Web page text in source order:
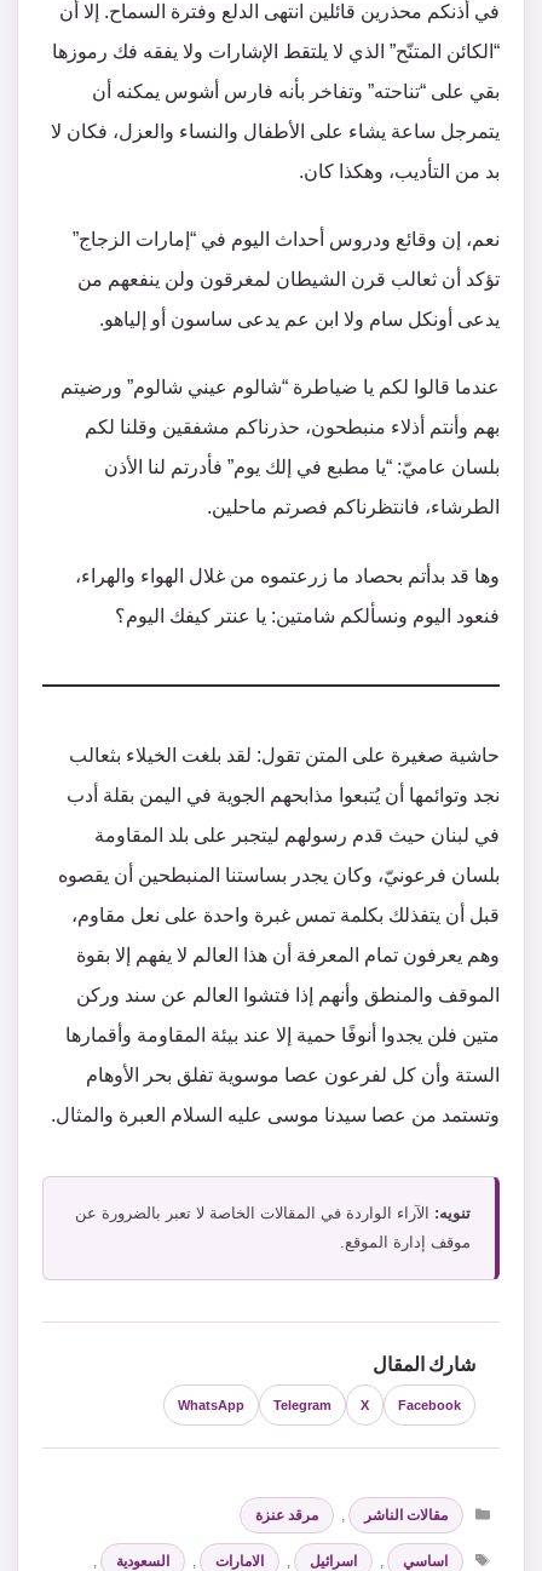
في أذنكم محذرين قائلين انتهى الدلع وفترة السماح. إلا أن
“الكائن المتنّح” الذي لا يلتقط الإشارات ولا يفقه فك رموزها
بقي على “تناحته” وتفاخر بأنه فارس أشوس يمكنه أن
يتمرجل ساعة يشاء على الأطفال والنساء والعزل، فكان لا
بد من التأديب، وهكذا كان.
نعم، إن وقائع ودروس أحداث اليوم في “إمارات الزجاج”
تؤكد أن ثعالب قرن الشيطان لمغرقون ولن ينفعهم من
يدعى أونكل سام ولا ابن عم يدعى ساسون أو إلياهو.
عندما قالوا لكم يا ضياطرة “شالوم عيني شالوم” ورضيتم
بهم وأنتم أذلاء منبطحون، حذرناكم مشفقين وقلنا لكم
بلسان عاميّ: “يا مطبع في إلك يوم” فأدرتم لنا الأذن
الطرشاء، فانتظرناكم فصرتم ماحلين.
وها قد بدأتم بحصاد ما زرعتموه من غلال الهواء والهراء،
فنعود اليوم ونسألكم شامتين: يا عنتر كيفك اليوم؟
حاشية صغيرة على المتن تقول: لقد بلغت الخيلاء بثعالب
نجد وتوائمها أن يُتبعوا مذابحهم الجوية في اليمن بقلة أدب
في لبنان حيث قدم رسولهم ليتجبر على بلد المقاومة
بلسان فرعونيّ، وكان يجدر بساستنا المنبطحين أن يقصوه
قبل أن يتفذلك بكلمة تمس غبرة واحدة على نعل مقاوم،
وهم يعرفون تمام المعرفة أن هذا العالم لا يفهم إلا بقوة
الموقف والمنطق وأنهم إذا فتشوا العالم عن سند وركن
متين فلن يجدوا أنوفًا حمية إلا عند بيئة المقاومة وأقمارها
الستة وأن كل لفرعون عصا موسوية تفلق بحر الأوهام
وتستمد من عصا سيدنا موسى عليه السلام العبرة والمثال.
تنويه: الآراء الواردة في المقالات الخاصة لا تعبر بالضرورة عن
موقف إدارة الموقع.
شارك المقال
Facebook
X
Telegram
WhatsApp
التصنيفات
مقالات الناشر
مرقد عنزة
الوسوم
اساسي اسرائيل الامارات السعودية